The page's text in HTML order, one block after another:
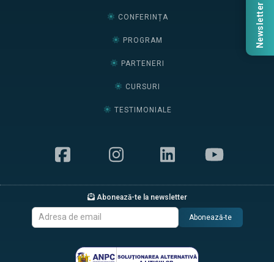
CONFERINȚA
PROGRAM
PARTENERI
CURSURI
TESTIMONIALE
Abonează-te la newsletter
Abonează-te
Newsletter